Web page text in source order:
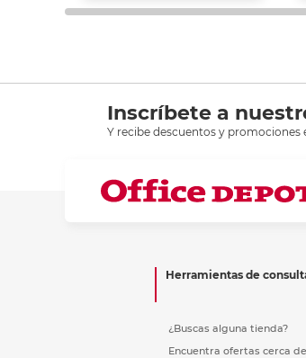
Inscríbete a
Y recibe descuentos y promociones
Herramientas de
¿Buscas alguna tienda?
Encuentra ofertas cerca